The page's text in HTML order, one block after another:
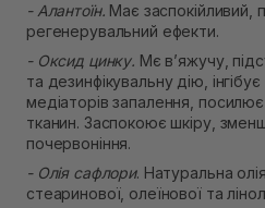
- Алантоїн. Має заспокійливий,
регенерувальний ефекти.
- Оксид цинку. Мє в’яжучу,
та дезинфікувальну дію,
медіаторів запалення,
тканин. Заспокоює шкіру,
почервоніння.
- Олія сафлори. Натуральна
стеаринової, олеїнової та